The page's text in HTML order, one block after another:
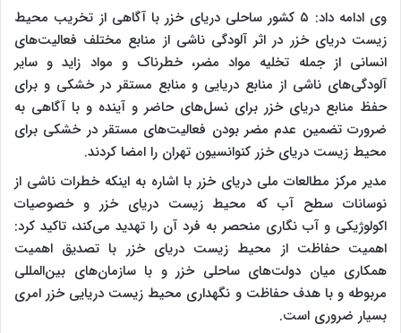
وی ادامه داد: ۵ کشور ساحلی دریای خزر با آگاهی از تخریب محیط
زیست دریای خزر در اثر آلودگی ناشی از منابع مختلف فعالیت‌های
انسانی از جمله تخلیه مواد مضر، خطرناک و مواد زاید و سایر
آلودگی‌های ناشی از منابع دریایی و منابع مستقر در خشکی و برای
حفظ منابع دریای خزر برای نسل‌های حاضر و آینده و با آگاهی به
ضرورت تضمین عدم مضر بودن فعالیت‌های مستقر در خشکی برای
محیط زیست دریای خزر کنوانسیون تهران را امضا کردند.
مدیر مرکز مطالعات ملی دریای خزر با اشاره به اینکه خطرات ناشی از
نوسانات سطح آب که محیط زیست دریای خزر و خصوصیات
اکولوژیکی و آب نگاری منحصر به فرد آن را تهدید می‌کند، تاکید کرد:
اهمیت حفاظت از محیط زیست دریای خزر با تصدیق اهمیت
همکاری میان دولت‌های ساحلی خزر و با سازمان‌های بین‌المللی
مربوطه و با هدف حفاظت و نگهداری محیط زیست دریایی خزر امری
بسیار ضروری است.